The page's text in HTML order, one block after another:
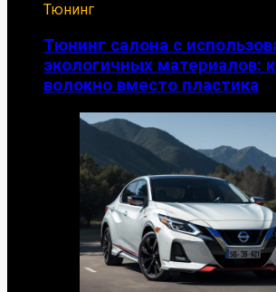
Тюнинг
Тюнинг салона с
экологичных материалов:
волокно вместо пластика